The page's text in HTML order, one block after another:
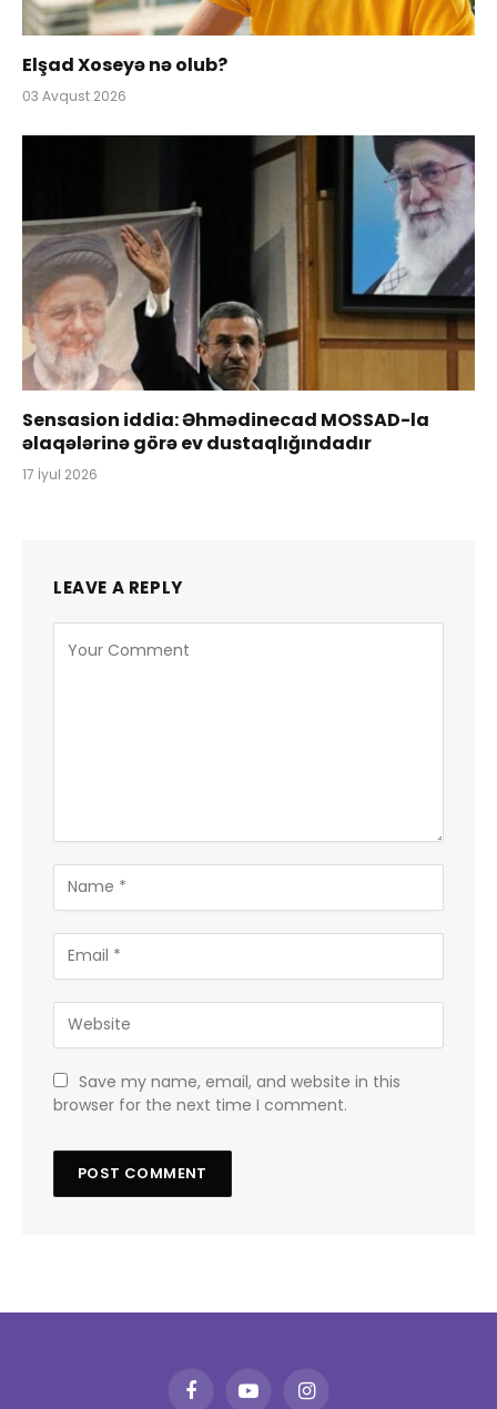
Elşad Xoseyə nə olub?
03 Avqust 2026
Sensasion iddia: Əhmədinecad MOSSAD-la
əlaqələrinə görə ev dustaqlığındadır
17 İyul 2026
LEAVE A REPLY
Save my name, email, and website in this
browser for the next time I comment.
FacebookYouTubeInstagram